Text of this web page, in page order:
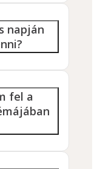
napján
fel a